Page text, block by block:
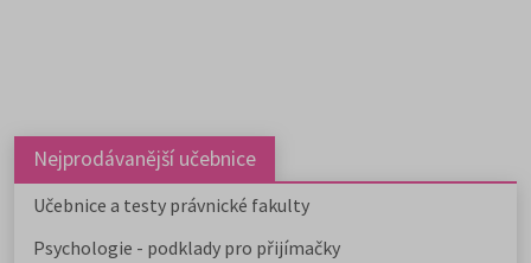
Nejprodávanější učebnice
Učebnice a testy právnické fakulty
Psychologie - podklady pro přijímačky